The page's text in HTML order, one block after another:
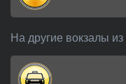
На другие вокзалы